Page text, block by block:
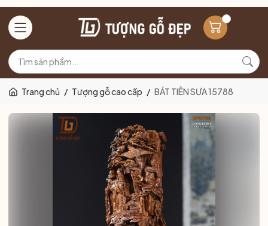
Trang chủ / Tượng gỗ cao cấp / BÁT TIÊN SƯA 15788